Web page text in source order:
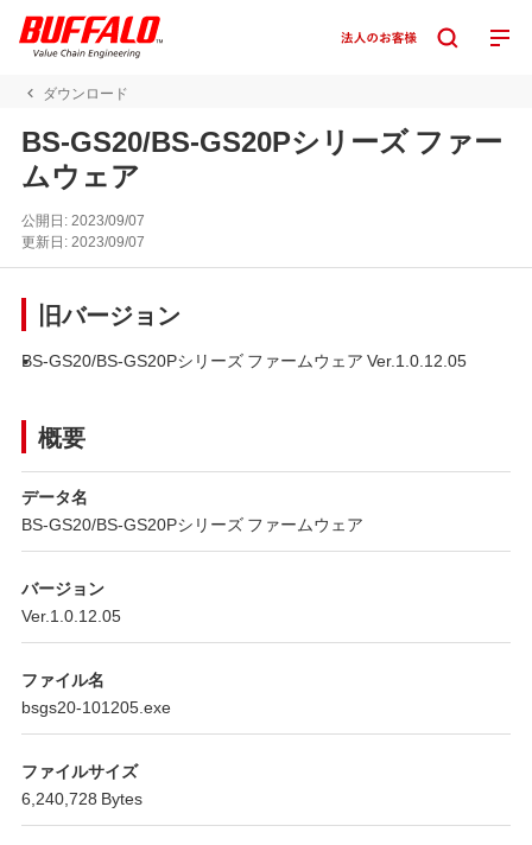
ダウンロード
BS-GS20/BS-GS20Pシリーズ ファー
ムウェア
公開日:2023/09/07
更新日:2023/09/07
旧バージョン
BS-GS20/BS-GS20Pシリーズ ファームウェア Ver.1.0.12.05
概要
データ名
BS-GS20/BS-GS20Pシリーズ ファームウェア
バージョン
Ver.1.0.12.05
ファイル名
bsgs20-101205.exe
ファイルサイズ
6,240,728 Bytes